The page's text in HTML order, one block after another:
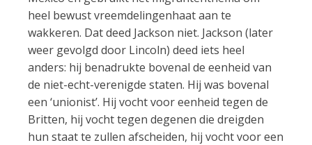
heel bewust vreemdelingenhaat aan te
wakkeren. Dat deed Jackson niet. Jackson (later
weer gevolgd door Lincoln) deed iets heel
anders: hij benadrukte bovenal de eenheid van
de niet-echt-verenigde staten. Hij was bovenal
een ‘unionist’. Hij vocht voor eenheid tegen de
Britten, hij vocht tegen degenen die dreigden
hun staat te zullen afscheiden, hij vocht voor een